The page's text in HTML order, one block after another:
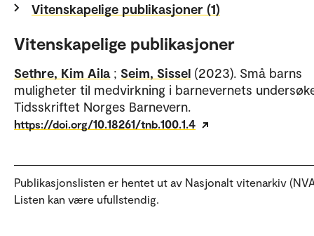
Vitenskapelige publikasjoner (1)
Vitenskapelige publikasjoner
Sethre, Kim Aila ; Seim, Sissel (2023). Små barns
muligheter til medvirkning i barnevernets
Tidsskriftet Norges Barnevern.
https://doi.org/10.18261/tnb.100.1.4
Publikasjonslisten er hentet ut av Nasjonalt vitenarkiv
Listen kan være ufullstendig.